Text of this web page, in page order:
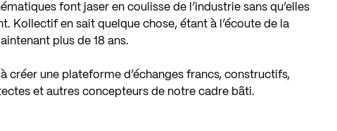
font jaser en coulisse de l’industrie sans qu’elles
Kollectif en sait quelque chose, étant à l’écoute de la
plus de 18 ans.
créer une plateforme d’échanges francs, constructifs,
et autres concepteurs de notre cadre bâti.